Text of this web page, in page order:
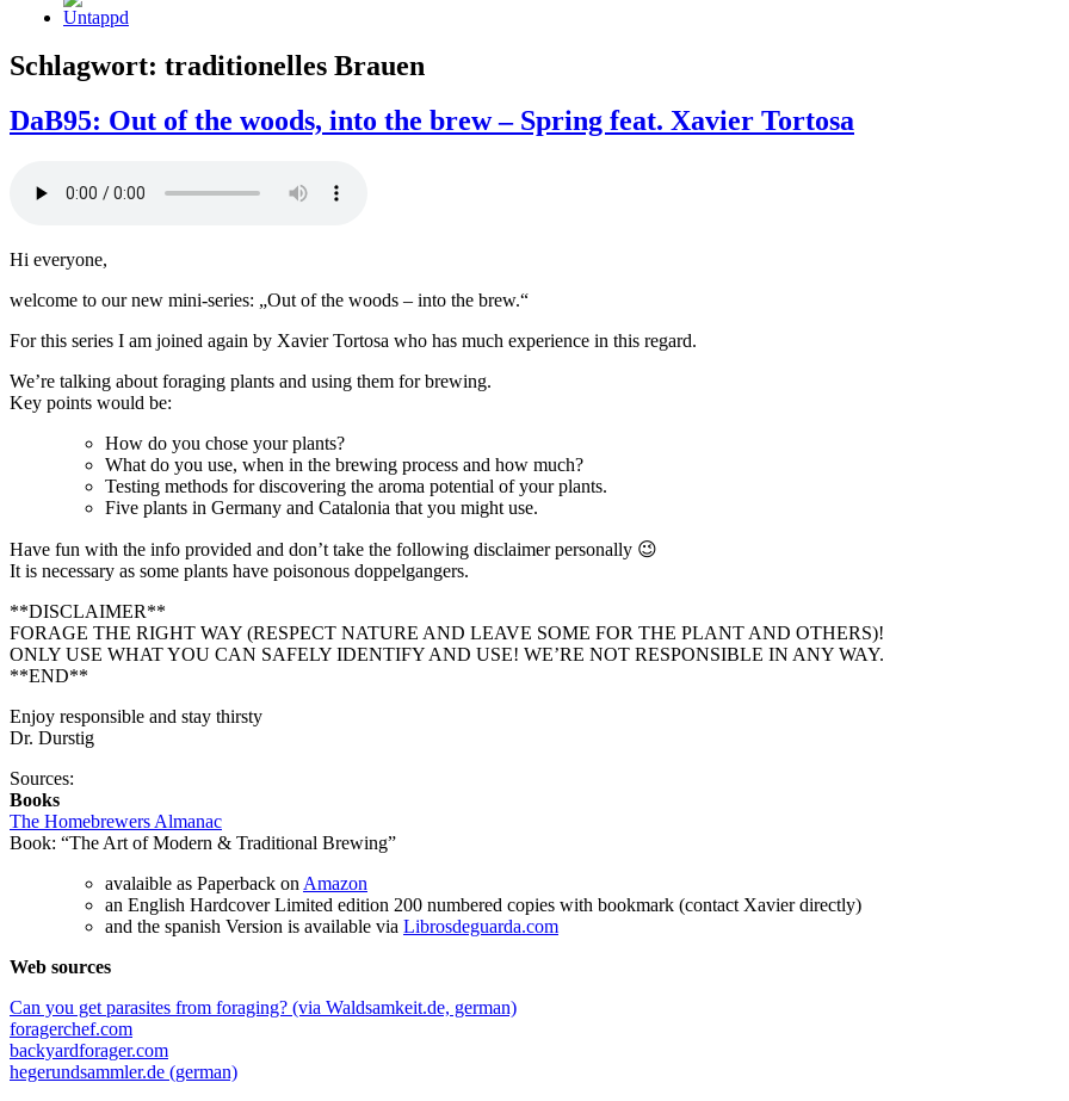
Schlagwort: traditionelles Brauen
DaB95: Out of the woods, into the brew – Spring feat. Xavier Tortosa
Hi everyone,
welcome to our new mini-series: „Out of the woods – into the brew.“
For this series I am joined again by Xavier Tortosa who has much experience in this regard.
We’re talking about foraging plants and using them for brewing.
Key points would be:
How do you chose your plants?
What do you use, when in the brewing process and how much?
Testing methods for discovering the aroma potential of your plants.
Five plants in Germany and Catalonia that you might use.
Have fun with the info provided and don’t take the following disclaimer personally 😉
It is necessary as some plants have poisonous doppelgangers.
**DISCLAIMER**
FORAGE THE RIGHT WAY (RESPECT NATURE AND LEAVE SOME FOR THE PLANT AND OTHERS)!
ONLY USE WHAT YOU CAN SAFELY IDENTIFY AND USE! WE’RE NOT RESPONSIBLE IN ANY WAY.
**END**
Enjoy responsible and stay thirsty
Dr. Durstig
Sources:
Books
The Homebrewers Almanac
Book: “The Art of Modern & Traditional Brewing”
avalaible as Paperback on Amazon
an English Hardcover Limited edition 200 numbered copies with bookmark (contact Xavier directly)
and the spanish Version is available via Librosdeguarda.com
Web sources
Can you get parasites from foraging? (via Waldsamkeit.de, german)
foragerchef.com
backyardforager.com
hegerundsammler.de (german)